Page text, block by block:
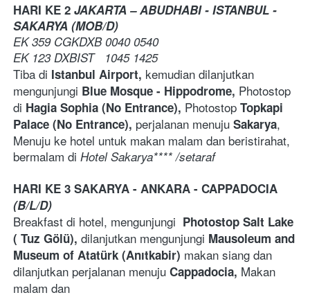
HARI KE 2 JAKARTA – ABUDHABI - ISTANBUL -
SAKARYA (MOB/D)
EK 359 CGKDXB 0040 0540
EK 123 DXBIST   1045 1425
Tiba di Istanbul Airport, kemudian dilanjutkan
mengunjungi Blue Mosque - Hippodrome, Photostop
di Hagia Sophia (No Entrance), Photostop Topkapi
Palace (No Entrance), perjalanan menuju Sakarya,
Menuju ke hotel untuk makan malam dan beristirahat,
bermalam di Hotel Sakarya**** /setaraf
(B/L/D)
Breakfast di hotel, mengunjungi Photostop Salt Lake
( Tuz Gölü), dilanjutkan mengunjungi
Museum of Atatürk (Anıtkabir) makan siang dan
dilanjutkan perjalanan menuju Cappadocia, Makan
malam dan